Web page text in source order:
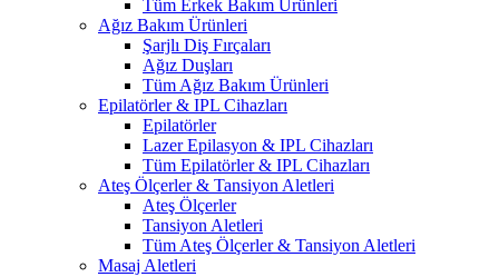
Tüm Erkek Bakım Ürünleri
Ağız Bakım Ürünleri
Şarjlı Diş Fırçaları
Ağız Duşları
Tüm Ağız Bakım Ürünleri
Epilatörler & IPL Cihazları
Epilatörler
Lazer Epilasyon & IPL Cihazları
Tüm Epilatörler & IPL Cihazları
Ateş Ölçerler & Tansiyon Aletleri
Ateş Ölçerler
Tansiyon Aletleri
Tüm Ateş Ölçerler & Tansiyon Aletleri
Masaj Aletleri